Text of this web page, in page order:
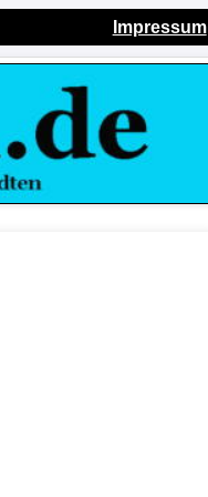
Impressum